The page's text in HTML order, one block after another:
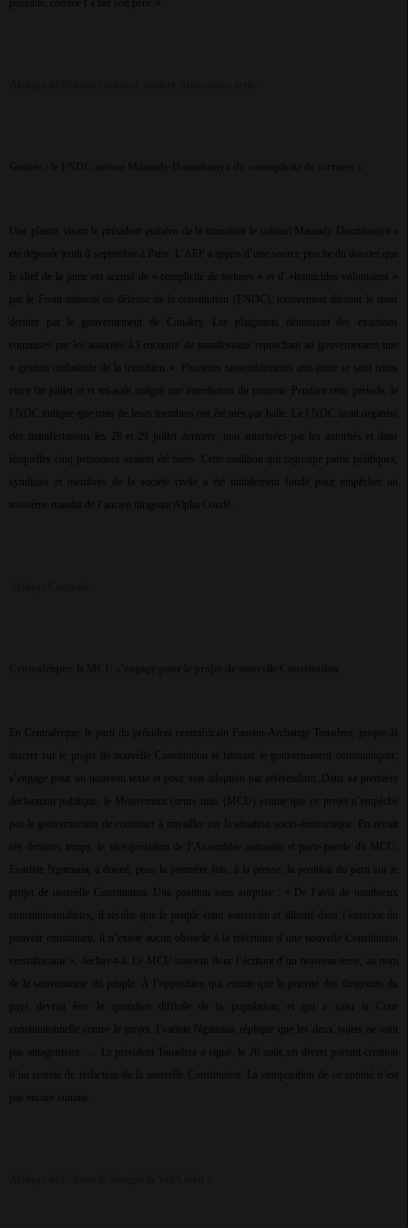
Une plainte visant le président guinéen de la transition le colonel Mamady Doumbouya a
été déposée jeudi 8 septembre à Paris. L’AFP a appris d’une source proche du dossier que
le chef de la junte est accusé de « complicité de tortures » et d' »homicides volontaires »
par le Front national de défense de la constitution (FNDC), mouvement dissout le mois
dernier par le gouvernement de Conakry. Les plaignants dénoncent des exactions
commises par les autorités à l’encontre de manifestants reprochant au gouvernement une
« gestion unilatérale de la transition ». Plusieurs rassemblements anti-junte se sont tenus
entre fin juillet et et mi-août malgré une interdiction du pouvoir. Pendant cette période, le
FNDC indique que trois de leurs membres ont été tués par balle. Le FNDC avait organisé
des manifestations les 28 et 29 juillet derniers, non autorisées par les autorités et dans
lesquelles cinq personnes avaient été tuées. Cette coalition qui regroupe partis politiques,
syndicats et membres de la société civile a été initialement fondé pour empêcher un
troisième mandat de l’ancien dirigeant Alpha Condé.
En Centrafrique, le parti du président centrafricain Faustin-Archange Touadera, jusque-là
discret sur le projet de nouvelle Constitution et laissant le gouvernement communiquer,
s’engage pour un nouveau texte et pour son adoption par référendum. Dans sa première
déclaration publique, le Mouvement cœurs unis (MCU) estime que ce projet n’empêche
pas le gouvernement de continuer à travailler sur la situation socio-économique. En retrait
ces derniers temps, le vice-président de l’Assemblée nationale et porte-parole du MCU,
Evariste Ngamana, a donné, pour la première fois, à la presse, la position du parti sur le
projet de nouvelle Constitution. Une position sans surprise : « De l’avis de nombreux
constitutionnalistes, il résulte que le peuple étant souverain et illimité dans l’exercice du
pouvoir constituant, il n’existe aucun obstacle à la réécriture d’une nouvelle Constitution
centrafricaine », déclare-t-il. Le MCU soutient donc l’écriture d’un nouveau texte, au nom
de la souveraineté du peuple. À l’opposition qui estime que la priorité des dirigeants du
pays devrait être le quotidien difficile de la population, et qui a saisi la Cour
constitutionnelle contre le projet, Evariste Ngamana réplique que les deux sujets ne sont
pas antagonistes. … Le président Touadera a signé, le 26 août, un décret portant création
d’un comité de rédaction de la nouvelle Constitution. La composition de ce comité n’est
pas encore connue.